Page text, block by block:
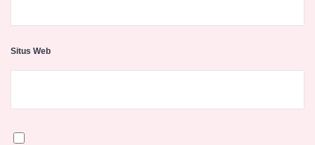
Situs Web